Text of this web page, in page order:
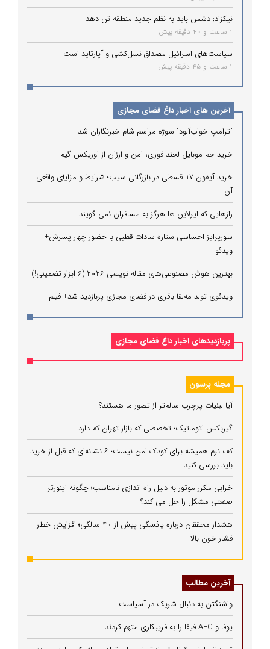
نیکزاد: دشمن باید به نظم جدید منطقه تن دهد
1 ساعت و 40 دقیقه پیش
سیاست‌های اسرائیل مصداق نسل‌کشی و آپارتاید است
1 ساعت و 45 دقیقه پیش
آخرین های اخبار داغ فضای مجازی
"ترامپ خواب‌آلود" سوژه مراسم شام خبرنگاران شد
خرید جم موبایل لجند فوری، امن و ارزان از اوریکس گیم
خرید آیفون 17 قسطی در بازرگانی سیب؛ شرایط و مزایای واقعی
آن
رازهایی که ایرلاین ‌ها هرگز به مسافران نمی‌ گویند
سورپرایز احساسی ستاره سادات قطبی با حضور چهار پسرش+
ویدئو
بهترین هوش مصنوعی‌های مقاله نویسی 2026 (6 ابزار تضمینی!)
ویدئوی تولد مه‌لقا باقری در فضای مجازی پربازدید شد+ فیلم
پربازدیدهای اخبار داغ فضای مجازی
مجله پرسون
آیا لبنیات پرچرب سالم‌تر از تصور ما هستند؟
گیربکس اتوماتیک؛ تخصصی که بازار تهران کم دارد
کف نرم همیشه برای کودک امن نیست؛ ۶ نشانه‌ای که قبل از خرید
باید بررسی کنید
خرابی مکرر موتور به دلیل راه‌ اندازی نامناسب؛ چگونه اینورتر
صنعتی مشکل را حل می‌ کند؟
هشدار محققان درباره یائسگی پیش از ۴۰ سالگی؛ افزایش خطر
فشار خون بالا
آخرین مطالب
واشنگتن به دنبال شریک در آسیاست
یوفا و AFC فیفا را به فریبکاری متهم کردند